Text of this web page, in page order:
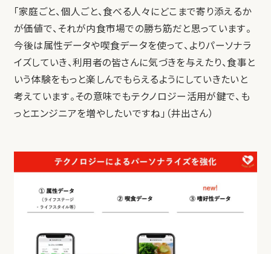
「家庭ごと、個人ごと、食べる人々にどこまで寄り添えるか
が価値で、それが内食市場での勝ち筋だと思っています。
今後は属性データや喫食データを使って、よりパーソナラ
イズしていき、利用者の皆さんに気づきを与えたり、食事と
いう体験をもっと楽しんでもらえるようにしていきたいと
考えています。その意味でもテクノロジー活用が鍵で、も
っとエンジニアを増やしたいですね」（井出さん）